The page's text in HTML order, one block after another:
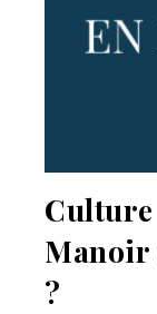
Manoir
?